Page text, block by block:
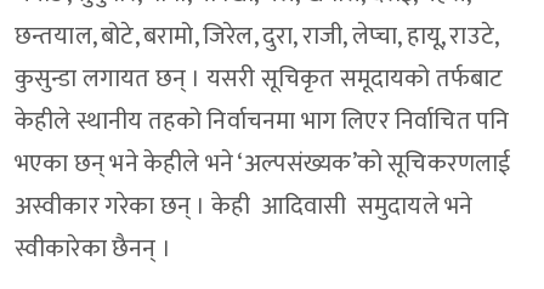
छन्तयाल, बोटे, बरामो, जिरेल, दुरा, राजी, लेप्चा, हायू, राउटे,
कुसुन्डा लगायत छन् । यसरी सूचिकृत समूदायको तर्फबाट
केहीले स्थानीय तहको निर्वाचनमा भाग लिएर निर्वाचित पनि
भएका छन् भने केहीले भने ‘अल्पसंख्यक’को सूचिकरणलाई
अस्वीकार गरेका छन् । केही आदिवासी समुदायले भने
स्वीकारेका छैनन् ।